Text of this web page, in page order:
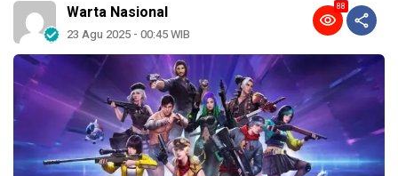
Warta Nasional
23 Agu 2025 - 00:45 WIB
88